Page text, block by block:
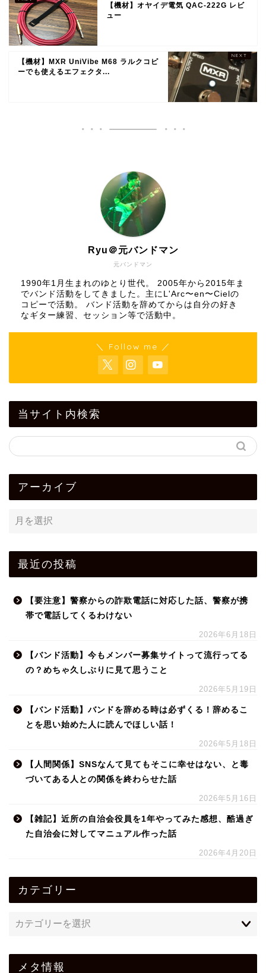
【機材】オヤイデ電気 QAC-222G レビ
ュー
【機材】MXR UniVibe M68 ラルクコピ
ーでも使えるエフェクタ...
元バンドマン
Ryu＠元バンドマン
1990年1月生まれのゆとり世代。 2005年から2015年ま
でバンド活動をしてきました。主にL'Arc〜en〜Cielの
コピーで活動。 バンド活動を辞めてからは自分の好き
なギター練習、セッション等で活動中。
＼ Follow me ／
当サイト内検索
アーカイブ
最近の投稿
【要注意】警察からの詐欺電話に対応した話、警察が携
帯で電話してくるわけない
2026年6月18日
【バンド活動】今もメンバー募集サイトって流行ってる
の？めちゃ久しぶりに見て思うこと
2026年5月19日
【バンド活動】バンドを辞める時は必ずくる！辞めるこ
とを思い始めた人に読んでほしい話！
2026年5月18日
【人間関係】SNSなんて見てもそこに幸せはない、と毒
づいてある人との関係を終わらせた話
2026年5月16日
【雑記】近所の自治会役員を1年やってみた感想、酷過ぎ
た自治会に対してマニュアル作った話
2026年4月20日
カテゴリー
メタ情報